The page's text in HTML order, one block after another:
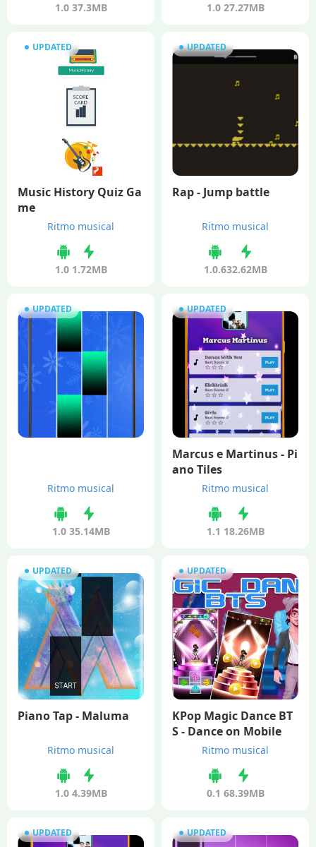
1.0 37.3MB 1.0 27.27MB
UPDATED
Music History Quiz Ga
me
Ritmo musical
1.0 1.72MB
UPDATED
Rap - Jump battle
Ritmo musical
1.0.632.62MB
UPDATED
Ritmo musical
1.0 35.14MB
UPDATED
Marcus e Martinus - Pi
ano Tiles
Ritmo musical
1.1 18.26MB
UPDATED
Piano Tap - Maluma
Ritmo musical
1.0 4.39MB
UPDATED
KPop Magic Dance BT
S - Dance on Mobile
Ritmo musical
0.1 68.39MB
UPDATED UPDATED